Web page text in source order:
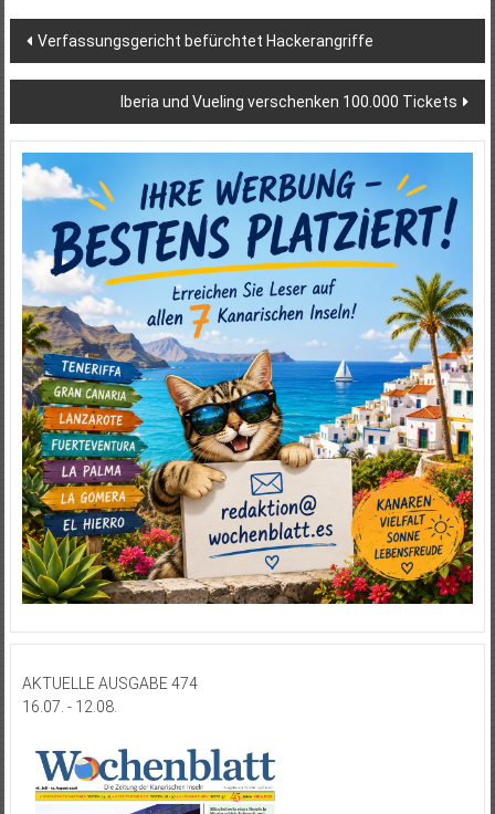
Beitragsnavigation
Verfassungsgericht befürchtet Hackerangriffe
Iberia und Vueling verschenken 100.000 Tickets
AKTUELLE AUSGABE 474
16.07. - 12.08.